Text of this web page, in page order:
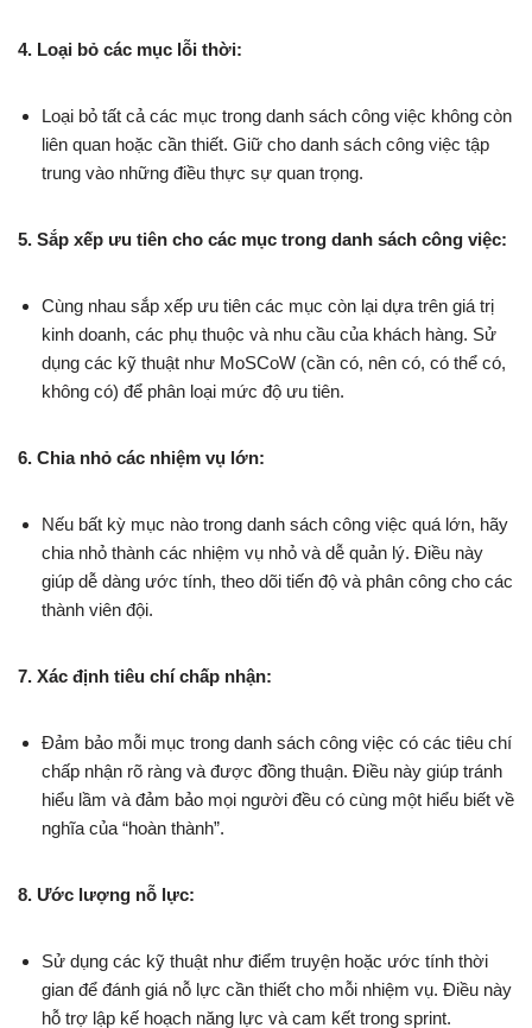
4. Loại bỏ các mục lỗi thời:
Loại bỏ tất cả các mục trong danh sách công việc không còn
liên quan hoặc cần thiết. Giữ cho danh sách công việc tập
trung vào những điều thực sự quan trọng.
5. Sắp xếp ưu tiên cho các mục trong danh sách công việc:
Cùng nhau sắp xếp ưu tiên các mục còn lại dựa trên giá trị
kinh doanh, các phụ thuộc và nhu cầu của khách hàng. Sử
dụng các kỹ thuật như MoSCoW (cần có, nên có, có thể có,
không có) để phân loại mức độ ưu tiên.
6. Chia nhỏ các nhiệm vụ lớn:
Nếu bất kỳ mục nào trong danh sách công việc quá lớn, hãy
chia nhỏ thành các nhiệm vụ nhỏ và dễ quản lý. Điều này
giúp dễ dàng ước tính, theo dõi tiến độ và phân công cho các
thành viên đội.
7. Xác định tiêu chí chấp nhận:
Đảm bảo mỗi mục trong danh sách công việc có các tiêu chí
chấp nhận rõ ràng và được đồng thuận. Điều này giúp tránh
hiểu lầm và đảm bảo mọi người đều có cùng một hiểu biết về
nghĩa của “hoàn thành”.
8. Ước lượng nỗ lực:
Sử dụng các kỹ thuật như điểm truyện hoặc ước tính thời
gian để đánh giá nỗ lực cần thiết cho mỗi nhiệm vụ. Điều này
hỗ trợ lập kế hoạch năng lực và cam kết trong sprint.